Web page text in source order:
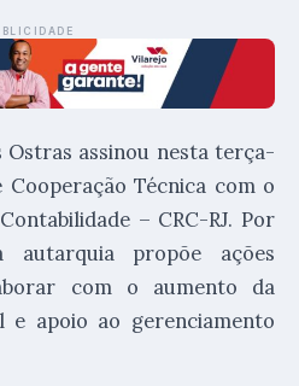
Ostras assinou nesta terça-
Técnica com o
– CRC-RJ. Por
propõe ações
com o aumento da
e apoio ao gerenciamento